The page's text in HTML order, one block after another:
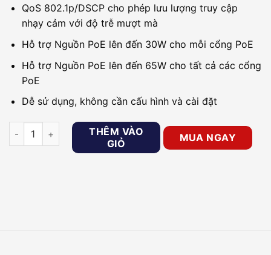
QoS 802.1p/DSCP cho phép lưu lượng truy cập
nhạy cảm với độ trễ mượt mà
Hỗ trợ Nguồn PoE lên đến 30W cho mỗi cổng PoE
Hỗ trợ Nguồn PoE lên đến 65W cho tất cả các cổng
PoE
Dễ sử dụng, không cần cấu hình và cài đặt
Switch 5 cổng Gigabit TP-LINK TL-SG1005P số lượng
THÊM VÀO
GIỎ
MUA NGAY